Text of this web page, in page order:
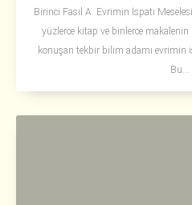
Birinci Fasıl A. Evrimin İspatı
yüzlerce kitap ve binlerce
konuşan tekbir bilim adamı
Bu...